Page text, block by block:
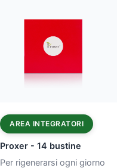
AREA INTEGRATORI
Proxer - 14 bustine
Per rigenerarsi ogni giorno